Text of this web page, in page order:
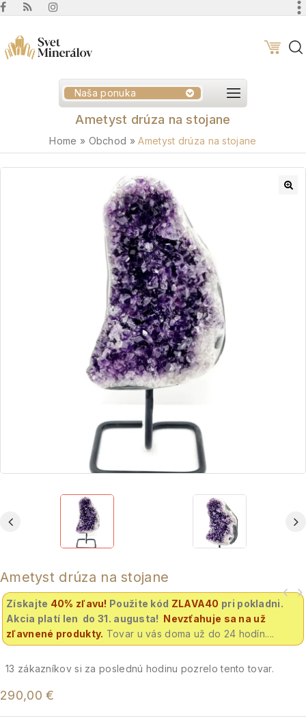
Naša ponuka
Ametyst drúza na stojane
Home » Obchod »Ametyst drúza na stojane
Ametyst drúza na stojane
Získajte 40% zľavu! Použite kód ZLAVA40 pri pokladni.
Akcia platí len do 31. augusta! Nevzťahuje sa na už
zľavnené produkty. Tovar u vás doma už do 24 hodín....
13 zákazníkov si za poslednú hodinu pozrelo tento tovar.
290,00€